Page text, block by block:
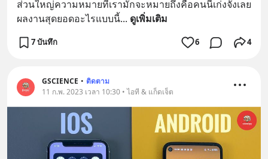
ส่วนใหญ่ความหมายที่เรามักจะหมายถึงคือคนนี้เก่งจังเลย
ผลงานสุดยอดอะไรแบบนี้... ดูเพิ่มเติม
7 บันทึก 6 4
GSCIENCE • ติดตาม
11 ก.พ. 2023 เวลา 10:30 • ไอที & แก็ดเจ็ต